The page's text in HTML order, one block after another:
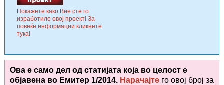
Покажете како Вие сте го
изработиле овој проект! За
повеќе информации кликнете
тука!
Ова е само дел од статијата која во целост е
објавена во Емитер 1/2014. Нарачајте го овој број за